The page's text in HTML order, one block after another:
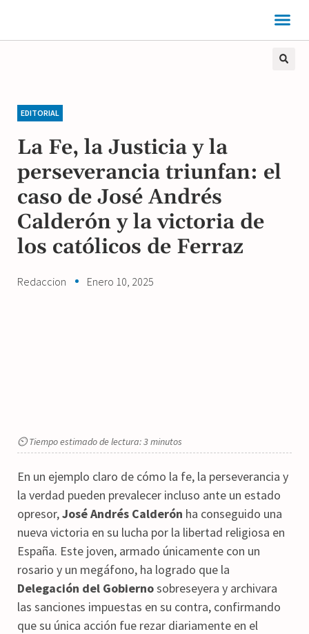
EDITORIAL
La Fe, la Justicia y la
perseverancia triunfan: el
caso de José Andrés
Calderón y la victoria de
los católicos de Ferraz
Redaccion Enero 10, 2025
⏲ Tiempo estimado de lectura: 3 minutos
En un ejemplo claro de cómo la fe, la perseverancia y
la verdad pueden prevalecer incluso ante un estado
opresor,José Andrés Calderón ha conseguido una
nueva victoria en su lucha por la libertad religiosa en
España. Este joven, armado únicamente con un
rosario y un megáfono, ha logrado que la
Delegación del Gobiernosobreseyera y archivara
las sanciones impuestas en su contra, confirmando
que su única acción fue rezar diariamente en el